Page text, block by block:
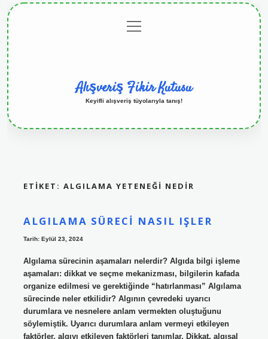
menüyü
aç
Alışveriş Fikir Kutusu
Keyifli alışveriş tüyolarıyla tanış!
ETIKET: ALGILAMA YETENEĞI NEDIR
ALGILAMA SÜRECI NASIL IŞLER
Tarih: Eylül 23, 2024
Algılama sürecinin aşamaları nelerdir? Algıda bilgi işleme
aşamaları: dikkat ve seçme mekanizması, bilgilerin kafada
organize edilmesi ve gerektiğinde “hatırlanması” Algılama
sürecinde neler etkilidir? Algının çevredeki uyarıcı
durumlara ve nesnelere anlam vermekten oluştuğunu
söylemiştik. Uyarıcı durumlara anlam vermeyi etkileyen
faktörler, algıyı etkileyen faktörleri tanımlar. Dikkat, algısal